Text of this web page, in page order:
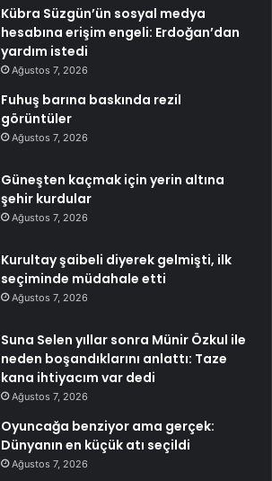
Kübra Süzgün’ün sosyal medya
hesabına erişim engeli: Erdoğan’dan
yardım istedi
Ağustos 7, 2026
Fuhuş barına baskında rezil
görüntüler
Ağustos 7, 2026
Güneşten kaçmak için yerin altına
şehir kurdular
Ağustos 7, 2026
Kurultay şaibeli diyerek gelmişti, ilk
seçiminde müdahale etti
Ağustos 7, 2026
Suna Selen yıllar sonra Münir Özkul ile
neden boşandıklarını anlattı: Taze
kana ihtiyacım var dedi
Ağustos 7, 2026
Oyuncağa benziyor ama gerçek:
Dünyanın en küçük atı seçildi
Ağustos 7, 2026